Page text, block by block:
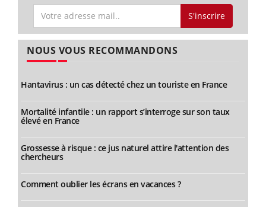
S'inscrire
NOUS VOUS RECOMMANDONS
Hantavirus : un cas détecté chez un touriste en France
Mortalité infantile : un rapport s’interroge sur son taux
élevé en France
Grossesse à risque : ce jus naturel attire l'attention des
chercheurs
Comment oublier les écrans en vacances ?